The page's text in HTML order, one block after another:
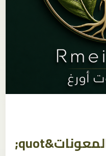
مستشفى &quot;المعونات&quot;